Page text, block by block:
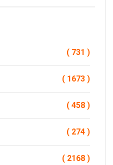
( 731 )
( 1673 )
( 458 )
( 274 )
( 2168 )